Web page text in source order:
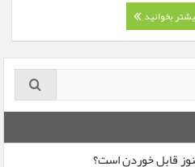
بخوانید